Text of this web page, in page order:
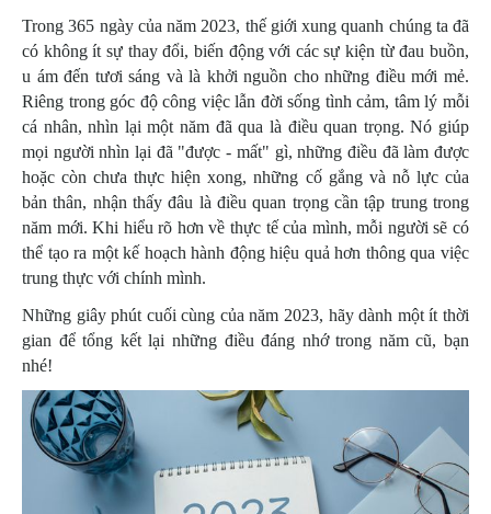
Trong 365 ngày của năm 2023, thế giới xung quanh chúng ta đã
có không ít sự thay đổi, biến động với các sự kiện từ đau buồn,
u ám đến tươi sáng và là khởi nguồn cho những điều mới mẻ.
Riêng trong góc độ công việc lẫn đời sống tình cảm, tâm lý mỗi
cá nhân, nhìn lại một năm đã qua là điều quan trọng. Nó giúp
mọi người nhìn lại đã "được - mất" gì, những điều đã làm được
hoặc còn chưa thực hiện xong, những cố gắng và nỗ lực của
bản thân, nhận thấy đâu là điều quan trọng cần tập trung trong
năm mới. Khi hiểu rõ hơn về thực tế của mình, mỗi người sẽ có
thể tạo ra một kế hoạch hành động hiệu quả hơn thông qua việc
trung thực với chính mình.
Những giây phút cuối cùng của năm 2023, hãy dành một ít thời
gian để tổng kết lại những điều đáng nhớ trong năm cũ, bạn
nhé!